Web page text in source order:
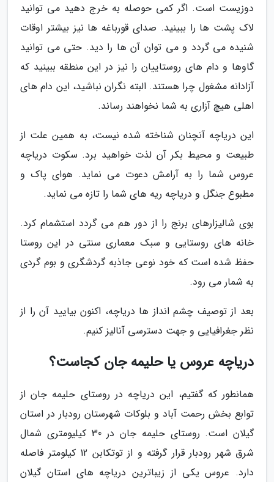
دوزیست است. اگر کمی حوصله به خرج دهید می توانید
لاک پشت ها را ببینید. صدای قورباغه ها نیز بیشتر اوقات
شنیده می گردد و می توان آن ها را دید. حتی می توانید
گاوها و دام های روستاییان را نیز در این منطقه ببینید که
آزادانه مشغول چرا هستند. البته نگران نباشید، این دام های
اهلی هیچ آزاری به شما نخواهند رساند.
این دریاچه آنچنان شناخته شده نیست، به همین علت از
طبیعت و محیط بکر آن لذت خواهید برد. سکوت دریاچه
عروس شما را به آرامش دعوت می نماید. هوای پاک و
مطبوع جنگل و دریاچه ریه های شما را تازه می نماید.
بوی شالیزارهای برنج را از دور هم می گردد استشمام کرد.
خانه های روستایی و سبک معماری سنتی در این روستا
حفظ شده است که خود نوعی جاذبه گردشگری و بوم گردی
به شمار می رود.
بعد از توصیف چشم انداز ها دریاچه، اکنون بیایید آن را از
نظر جغرافیایی و جهت دسترسی آنالیز کنیم.
دریاچه عروس یا حلیمه جان کجاست؟
همانطور که گفتیم، این دریاچه در روستای حلیمه جان از
توابع بخش رحمت آباد و بلوکات شهرستان رودبار در استان
گیلان است. روستای حلیمه جان در 30 کیلیومتری شمال
شرق شهر رودبار قرار گرفته و از توتکابن 12 کیلومتر فاصله
دارد. عروس یکی از زیباترین دریاچه های استان گیلان